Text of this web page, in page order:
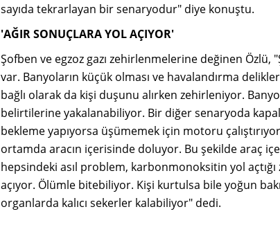
sayıda tekrarlayan bir senaryodur" diye konuştu.
'AĞIR SONUÇLARA YOL AÇIYOR'
Şofben ve egzoz gazı zehirlenmelerine değinen
var. Banyoların küçük olması ve havalandırma
bağlı olarak da kişi duşunu alırken zehirleniyor.
belirtilerine yakalanabiliyor. Bir diğer senaryoda
bekleme yapıyorsa üşümemek için motoru
ortamda aracın içerisinde doluyor. Bu şekilde araç
hepsindeki asıl problem, karbonmonoksitin yol
açıyor. Ölümle bitebiliyor. Kişi kurtulsa bile yoğun
organlarda kalıcı sekerler kalabiliyor" dedi.